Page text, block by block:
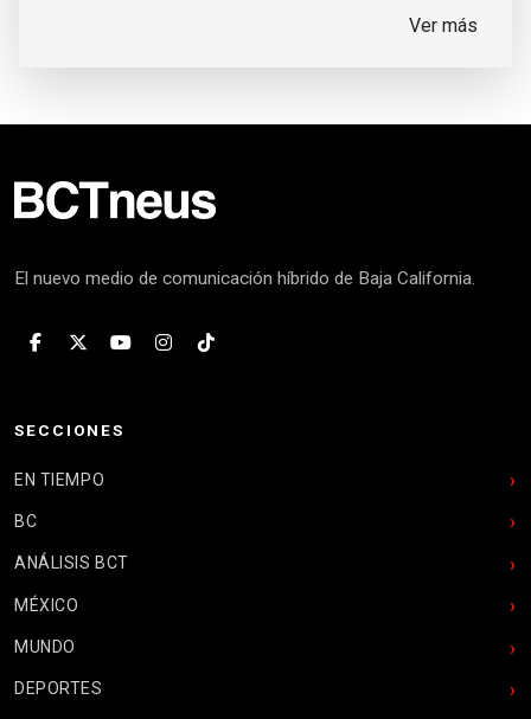
Ver más
El nuevo medio de comunicación híbrido de Baja California.
SECCIONES
EN TIEMPO
BC
ANÁLISIS BCT
MÉXICO
MUNDO
DEPORTES